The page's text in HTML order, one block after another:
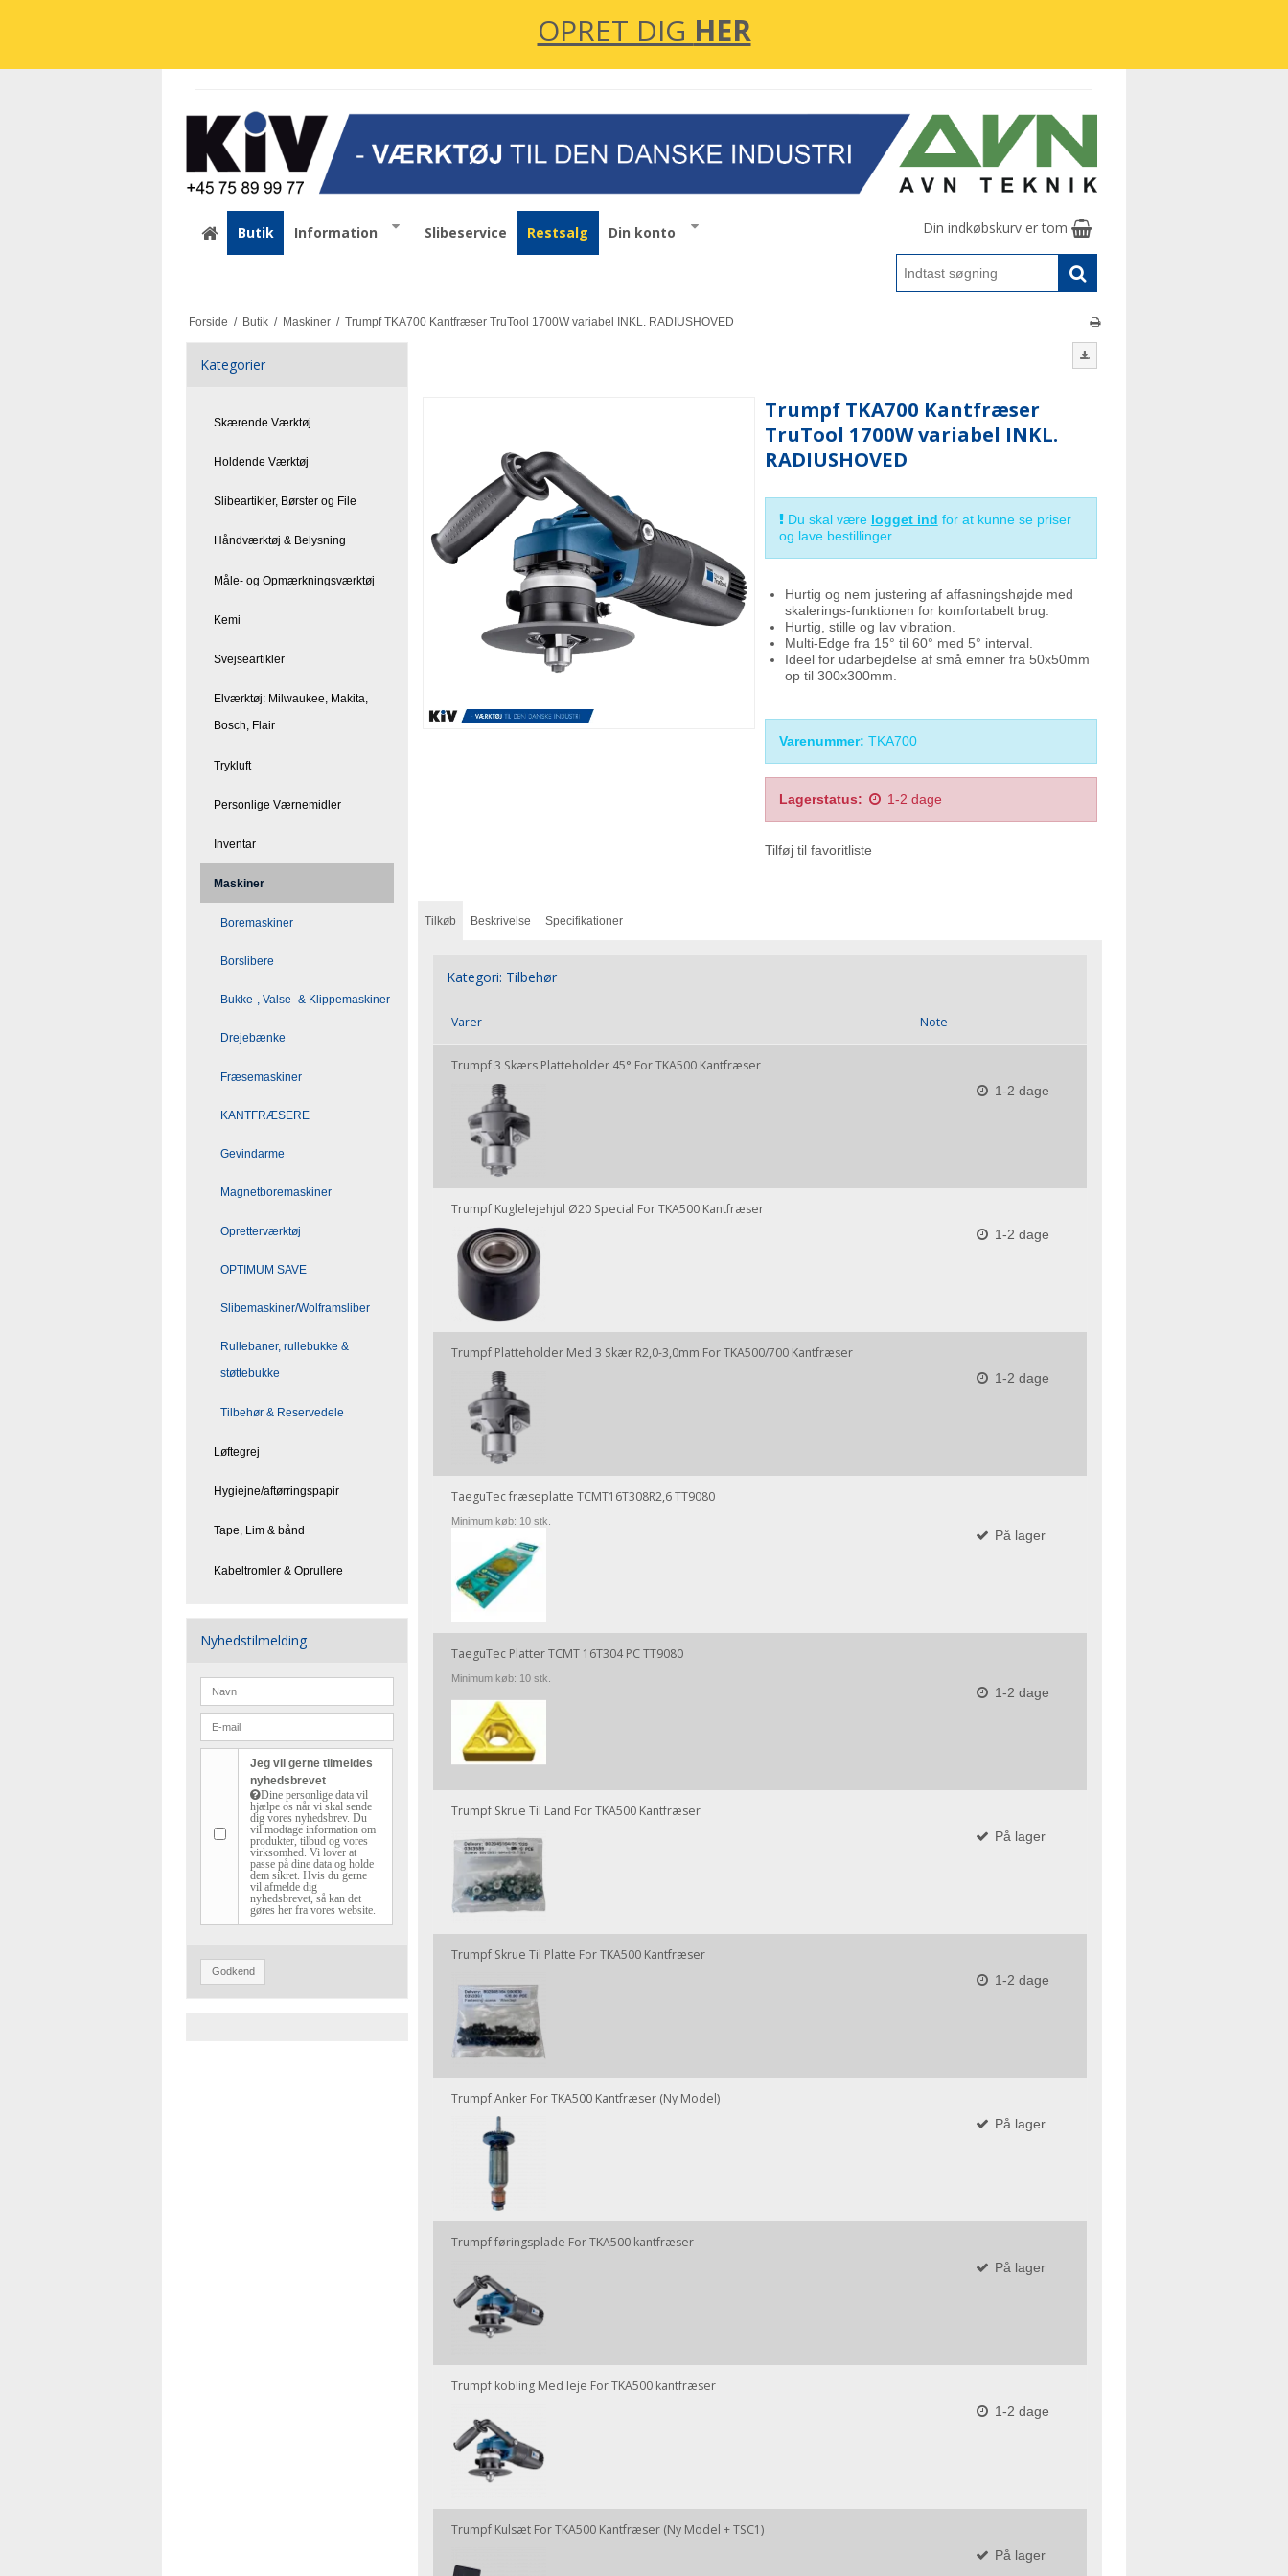
OPRET DIG HER
Butik Information Slibeservice Restsalg Din konto Din indkøbskurv er tom
Forside / Butik / Maskiner / Trumpf TKA700 Kantfræser TruTool 1700W variabel INKL. RADIUSHOVED
Kategorier
Skærende Værktøj
Holdende Værktøj
Slibeartikler, Børster og File
Håndværktøj & Belysning
Måle- og Opmærkningsværktøj
Kemi
Svejseartikler
Elværktøj: Milwaukee, Makita,
Bosch, Flair
Trykluft
Personlige Værnemidler
Inventar
Maskiner
Boremaskiner
Borslibere
Bukke-, Valse- & Klippemaskiner
Drejebænke
Fræsemaskiner
KANTFRÆSERE
Gevindarme
Magnetboremaskiner
Opretterværktøj
OPTIMUM SAVE
Slibemaskiner/Wolframsliber
Rullebaner, rullebukke &
støttebukke
Tilbehør & Reservedele
Løftegrej
Hygiejne/aftørringspapir
Tape, Lim & bånd
Kabeltromler & Oprullere
Nyhedstilmelding
Jeg vil gerne tilmeldes
nyhedsbrevet
Dine personlige data vil
hjælpe os når vi skal sende
dig vores nyhedsbrev. Du
vil modtage information om
produkter, tilbud og vores
virksomhed. Vi lover at
passe på dine data og holde
dem sikret. Hvis du gerne
vil afmelde dig
nyhedsbrevet, så kan det
gøres her fra vores website.
Godkend
Trumpf TKA700 Kantfræser
TruTool 1700W variabel INKL.
RADIUSHOVED
Du skal være logget ind for at kunne se priser
og lave bestillinger
Hurtig og nem justering af affasningshøjde med
skalerings-funktionen for komfortabelt brug.
Hurtig, stille og lav vibration.
Multi-Edge fra 15° til 60° med 5° interval.
Ideel for udarbejdelse af små emner fra 50x50mm
op til 300x300mm.
Varenummer: TKA700
Lagerstatus: 1-2 dage
Tilføj til favoritliste
Tilkøb Beskrivelse Specifikationer
Kategori: Tilbehør
Varer Note
Trumpf 3 Skærs Platteholder 45° For TKA500 Kantfræser
1-2 dage
Trumpf Kuglelejehjul Ø20 Special For TKA500 Kantfræser
1-2 dage
Trumpf Platteholder Med 3 Skær R2,0-3,0mm For TKA500/700 Kantfræser
1-2 dage
TaeguTec fræseplatte TCMT16T308R2,6 TT9080
Minimum køb: 10 stk.
På lager
TaeguTec Platter TCMT 16T304 PC TT9080
Minimum køb: 10 stk.
1-2 dage
Trumpf Skrue Til Land For TKA500 Kantfræser
På lager
Trumpf Skrue Til Platte For TKA500 Kantfræser
1-2 dage
Trumpf Anker For TKA500 Kantfræser (Ny Model)
På lager
Trumpf føringsplade For TKA500 kantfræser
På lager
Trumpf kobling Med leje For TKA500 kantfræser
1-2 dage
Trumpf Kulsæt For TKA500 Kantfræser (Ny Model + TSC1)
På lager